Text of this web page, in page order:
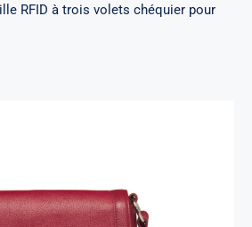
RFID à trois volets chéquier pour